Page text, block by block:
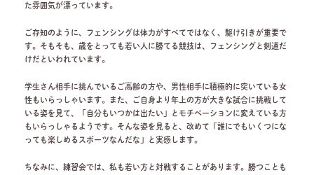
た雰囲気が漂っています。
ご存知のように、フェンシングは体力がすべてではなく、駆け引きが重要で
す。そもそも、歳をとっても若い人に勝てる競技は、フェンシングと剣道だ
けだといわれています。
学生さん相手に挑んでいるご高齢の方や、男性相手に積極的に突いている女
性もいらっしゃいます。また、ご自身より年上の方が大きな試合に挑戦して
いる姿を見て、「自分もいつかは出たい」とモチベーションに変えている方
もいらっしゃるようです。そんな姿を見ると、改めて「誰にでもいくつにな
っても楽しめるスポーツなんだな」と実感します。
ちなみに、練習会では、私も若い方と対戦することがあります。勝つことも